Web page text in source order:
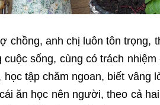
chồng, anh chị luôn tôn
cuộc sống, cùng có trách
học tập chăm ngoan, biết vâng
ăn học nên người, theo cả